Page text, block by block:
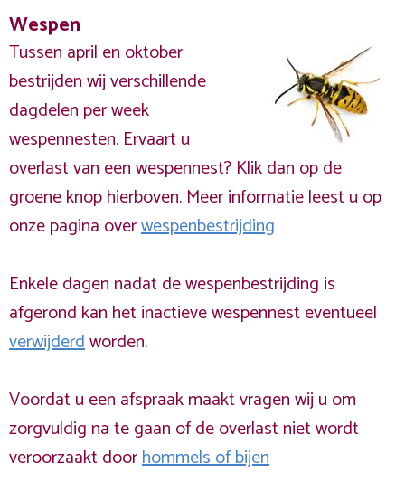
Wespen
Tussen april en oktober
bestrijden wij verschillende
dagdelen per week
wespennesten. Ervaart u
overlast van een wespennest? Klik dan op de
groene knop hierboven. Meer informatie leest u op
onze pagina overwespenbestrijding
Enkele dagen nadat de wespenbestrijding is
afgerond kan het inactieve wespennest eventueel
verwijderdworden.
Voordat u een afspraak maakt vragen wij u om
zorgvuldig na te gaan of de overlast niet wordt
veroorzaakt doorhommels of bijen